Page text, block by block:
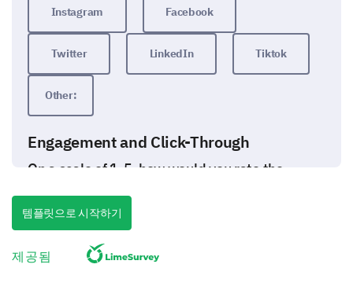
Instagram Facebook
Twitter LinkedIn Tiktok
Other:
Engagement and Click-Through
On a scale of 1-5, how would you rate the
(1 being not influential at all and 5 being highly
influential.)
템플릿으로 시작하기
제공됨